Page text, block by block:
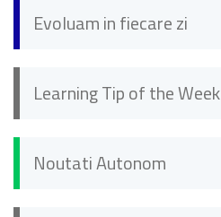
Evoluam in fiecare zi
Learning Tip of the Week
Noutati Autonom